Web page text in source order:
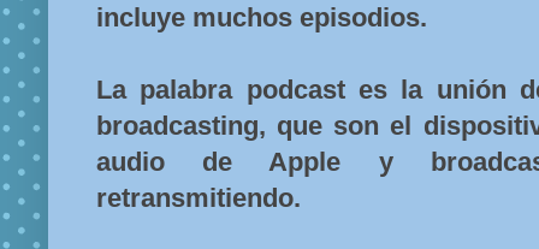
incluye muchos episodios.
La palabra podcast es la unión
broadcasting, que son el
audio de Apple y
retransmitiendo.